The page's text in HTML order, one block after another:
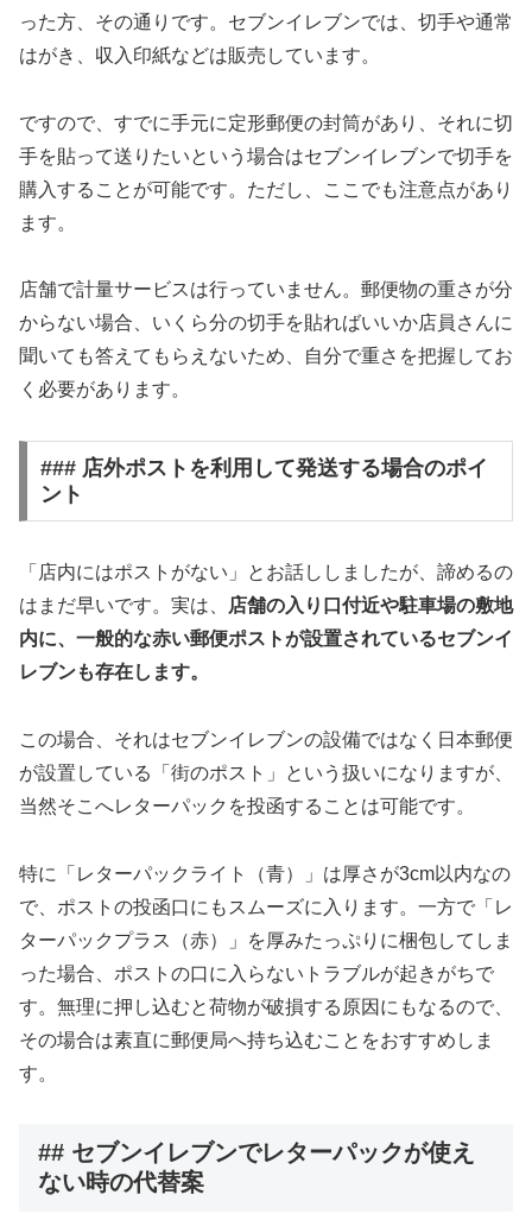
った方、その通りです。 セブンイレブンでは、切手や通常
はがき、収入印紙などは販売しています。
ですので、すでに手元に定形郵便の封筒があり、それに切
手を貼って送りたいという場合はセブンイレブンで切手を
購入することが可能です。ただし、ここでも注意点があり
ます。
店舗で計量サービスは行っていません。郵便物の重さが分
からない場合、いくら分の切手を貼ればいいか店員さんに
聞いても答えてもらえないため、自分で重さを把握してお
く必要があります。
### 店外ポストを利用して発送する場合のポイ
ント
「店内にはポストがない」とお話ししましたが、諦めるの
はまだ早いです。実は、
店舗の入り口付近や駐車場の敷地
内に、一般的な赤い郵便ポストが設置されているセブンイ
レブンも存在します。
この場合、それはセブンイレブンの設備ではなく日本郵便
が設置している「街のポスト」という扱いになりますが、
当然そこへレターパックを投函することは可能です。
特に「レターパックライト（青）」は厚さが3cm以内なの
で、ポストの投函口にもスムーズに入ります。一方で「レ
ターパックプラス（赤）」を厚みたっぷりに梱包してしま
った場合、ポストの口に入らないトラブルが起きがちで
す。無理に押し込むと荷物が破損する原因にもなるので、
その場合は素直に郵便局へ持ち込むことをおすすめしま
す。
## セブンイレブンでレターパックが使え
ない時の代替案